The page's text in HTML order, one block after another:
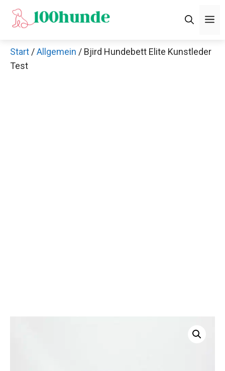
Zum
Inhalt
Start /Allgemein / Bjird Hundebett Elite Kunstleder
Test